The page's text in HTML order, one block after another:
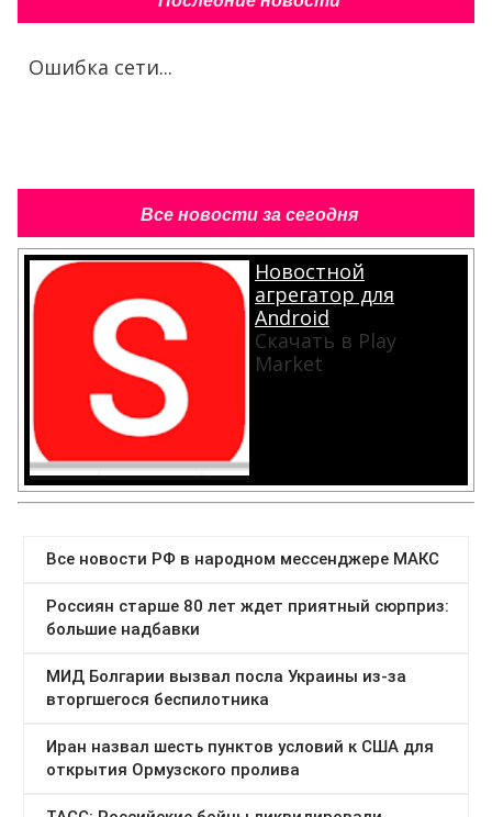
Ошибка сети...
Все новости за сегодня
Новостной
агрегатор для
Android
Скачать в Play
Market